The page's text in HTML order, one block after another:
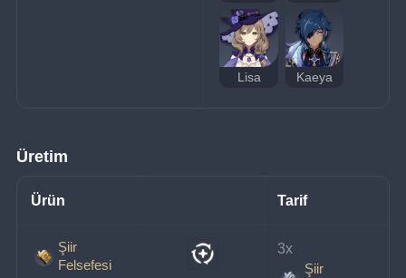
Lisa Kaeya
Üretim
Ürün Tarif
Şiir
Felsefesi
3x
Şiir